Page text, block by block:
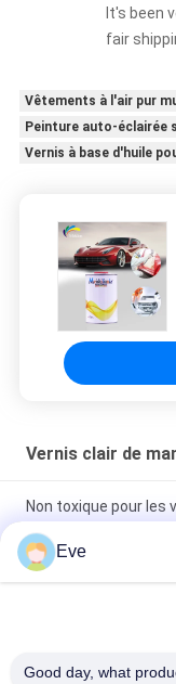
It's been
fair
Vêtements à l'air pur
Peinture auto-éclairée
Vernis à base d'huile
Vernis clair de
Non toxique pour les
couche supérieure,
Peinture de peinture
anti-moustique anti-
Eve
Good day, what